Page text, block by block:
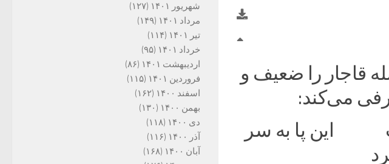
قاجار را ضعیف و
می‌کند:
این پا به سر
شهریور ۱۴۰۱
(۱۲۷)
مرداد ۱۴۰۱
(۱۴۹)
تیر ۱۴۰۱
(۱۱۴)
خرداد ۱۴۰۱
(۹۵)
اردیبهشت ۱۴۰۱
(۸۶)
فروردین ۱۴۰۱
(۱۱۵)
اسفند ۱۴۰۰
(۱۶۲)
بهمن ۱۴۰۰
(۱۳۰)
دی ۱۴۰۰
(۱۱۸)
آذر ۱۴۰۰
(۱۱۶)
آبان ۱۴۰۰
(۱۶۸)